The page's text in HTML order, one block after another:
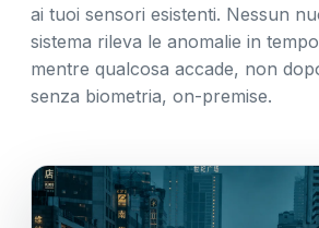
ai tuoi sensori esistenti. Nessun
sistema rileva le anomalie in
mentre qualcosa accade, non
senza biometria, on-premise.